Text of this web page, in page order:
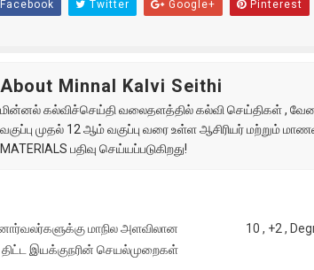
Facebook Twitter Google+ Pinterest
About Minnal Kalvi Seithi
மின்னல் கல்விச்செய்தி வலைதளத்தில் கல்வி செய்திகள் ,
வகுப்பு முதல் 12 ஆம் வகுப்பு வரை உள்ள ஆசிரியர் மற்றும்
MATERIALS பதிவு செய்யப்படுகிறது!
மாநில அளவிலான
திட்ட இயக்குநரின் செயல்முறைகள்
10 , +2 ,